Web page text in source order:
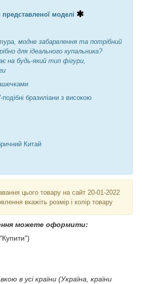
моделі
модне забарвлення та потрібний
для ідеального купальника?
на будь-який тип фігури,
бразиліани з високою
Китай
цього товару на сайт 20-01-2022
вкажіть розмір і колір товару
можете оформити:
в усі країни (Україна, країни